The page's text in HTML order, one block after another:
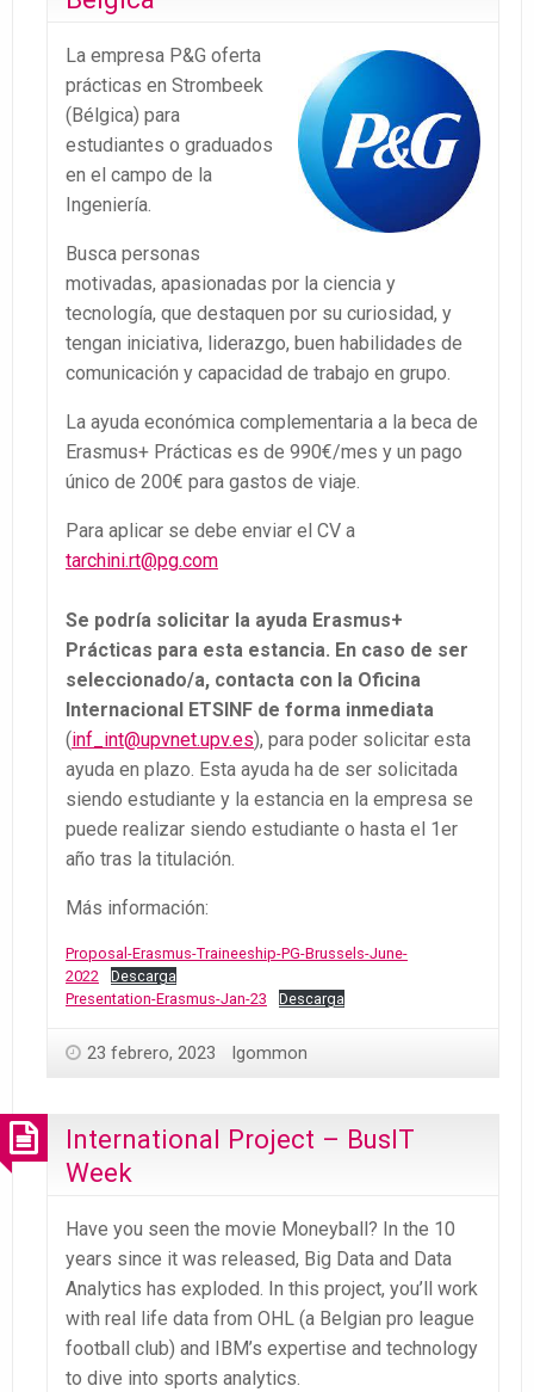
La empresa P&G oferta
prácticas en Strombeek
(Bélgica) para
estudiantes o graduados
en el campo de la
Ingeniería.
Busca personas
motivadas, apasionadas por la ciencia y
tecnología, que destaquen por su curiosidad, y
tengan iniciativa, liderazgo, buen habilidades de
comunicación y capacidad de trabajo en grupo.
La ayuda económica complementaria a la beca de
Erasmus+ Prácticas es de 990€/mes y un pago
único de 200€ para gastos de viaje.
Para aplicar se debe enviar el CV a
tarchini.rt@pg.com
Se podría solicitar la ayuda Erasmus+
Prácticas para esta estancia. En caso de ser
seleccionado/a, contacta con la Oficina
Internacional ETSINF de forma inmediata
(inf_int@upvnet.upv.es), para poder solicitar esta
ayuda en plazo. Esta ayuda ha de ser solicitada
siendo estudiante y la estancia en la empresa se
puede realizar siendo estudiante o hasta el 1er
año tras la titulación.
Más información:
Proposal-Erasmus-Traineeship-PG-Brussels-June-
2022
Descarga
Presentation-Erasmus-Jan-23
Descarga
23 febrero, 2023 lgommon
International Project – BusIT
Week
Have you seen the movie Moneyball? In the 10
years since it was released, Big Data and Data
Analytics has exploded. In this project, you’ll work
with real life data from OHL (a Belgian pro league
football club) and IBM’s expertise and technology
to dive into sports analytics.